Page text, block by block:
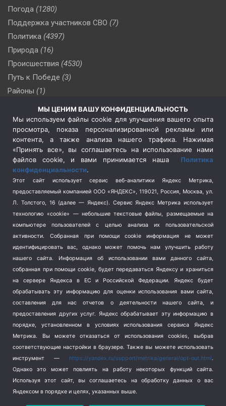
Погода (1280)
Поддержка участников СВО (7)
Политика (4397)
Природа (16)
Происшествия (4530)
Путь к Победе (3)
Районы (1)
(510)
Сельское хозяйство (3)
Социальная политика
(3)
Спецоперация в Украине
Спецоперация на Украине
(404)
Спорт (740)
Терроризм (1)
Транспорт (262)
Туризм (178)
Флот (76)
Школа и спорт (2)
Экология (8)
Экономика (1172)
Copyright © 2026
МЫ ЦЕНИМ ВАШУ КОНФИДЕНЦИАЛЬНОСТЬ
Мы используем файлы cookie для улучшения вашего опыта
просмотра, показа персонализированной рекламы или
контента, а также анализа нашего трафика. Нажимая
«Принять все», вы соглашаетесь на использование нами
файлов cookie, и вами принимается наша Политика
конфиденциальности.
Этот сайт использует сервис веб-аналитики Яндекс Метрика,
предоставляемый компанией ООО «ЯНДЕКС», 119021, Россия, Москва, ул.
Л. Толстого, 16 (далее — Яндекс). Сервис Яндекс Метрика использует
технологию «cookie» — небольшие текстовые файлы, размещаемые на
компьютере пользователей с целью анализа их пользовательской
активности.
Собранная при помощи cookie информация не может
идентифицировать вас, однако может помочь нам улучшить работу
нашего сайта. Информация об использовании вами данного сайта,
собранная при помощи cookie, будет передаваться Яндексу и храниться
на сервере Яндекса в ЕС и Российской Федерации. Яндекс будет
обрабатывать эту информацию для оценки использования вами сайта,
составления для нас отчетов о деятельности нашего сайта, и
предоставления других услуг. Яндекс обрабатывает эту информацию в
порядке, установленном в условиях использования сервиса Яндекс
Метрика.
Вы можете отказаться от использования cookies, выбрав
соответствующие настройки в браузере. Также вы можете использовать
инструмент — https://yandex.ru/support/metrika/general/opt-out.html.
Однако это может повлиять на работу некоторых функций сайта.
Используя этот сайт, вы соглашаетесь на обработку данных о вас
Яндексом в порядке и целях, указанных выше.